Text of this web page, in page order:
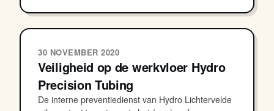
30 NOVEMBER 2020
Veiligheid op de werkvloer Hydro
Precision Tubing
De interne preventiedienst van Hydro Lichtervelde